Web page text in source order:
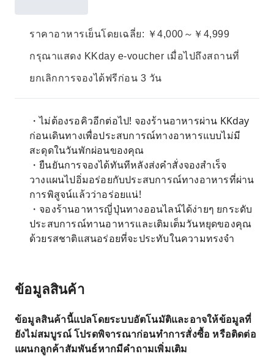
ราคาอาหารเย็นโดยเฉลี่ย: ￥4,000～￥4,999
กรุณาแสดง KKday e-voucher เมื่อไปถึงสถานที่
ยกเลิกการจองได้ฟรีก่อน 3 วัน
・ไม่ต้องรอคิวอีกต่อไป! จองร้านอาหารผ่าน KKday
ก่อนเดินทางเพื่อประสบการณ์ทางอาหารแบบไม่มี
สะดุดในวันพักผ่อนของคุณ
・ยืนยันการจองได้ทันทีหลังส่งคำสั่งจองสำเร็จ
วางแผนไปอิ่มอร่อยกับประสบการณ์ทางอาหารที่ผ่าน
การพิสูจน์แล้วว่าอร่อยแน่!
・จองร้านอาหารญี่ปุ่นทางออนไลน์ได้ง่ายๆ ยกระดับ
ประสบการณ์ทานอาหารและเติมเต็มวันหยุดของคุณ
ด้วยรสชาติแสนอร่อยที่จะประทับในความทรงจำ
ข้อมูลสินค้า
ข้อมูลสินค้านี้แปลโดยระบบอัตโนมัติและอาจให้ข้อมูลที่
ยังไม่สมบูรณ์ โปรดพิจารณาก่อนทำการสั่งซื้อ หรือติดต่อ
แผนกลูกค้าสัมพันธ์หากมีคำถามเพิ่มเติม